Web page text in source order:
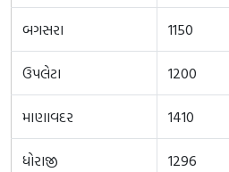
બગસરા 1150
ઉપલેટા 1200
માણાવદર 1410
ધોરાજી 1296